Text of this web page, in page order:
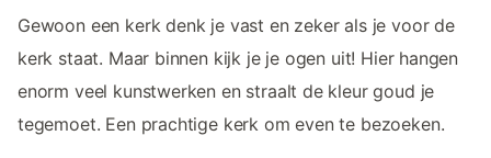
Gewoon een kerk denk je vast en zeker als je voor de
kerk staat. Maar binnen kijk je je ogen uit! Hier hangen
enorm veel kunstwerken en straalt de kleur goud je
tegemoet. Een prachtige kerk om even te bezoeken.